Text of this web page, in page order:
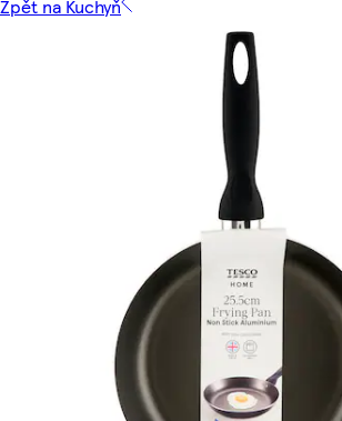
Zpět na Kuchyň